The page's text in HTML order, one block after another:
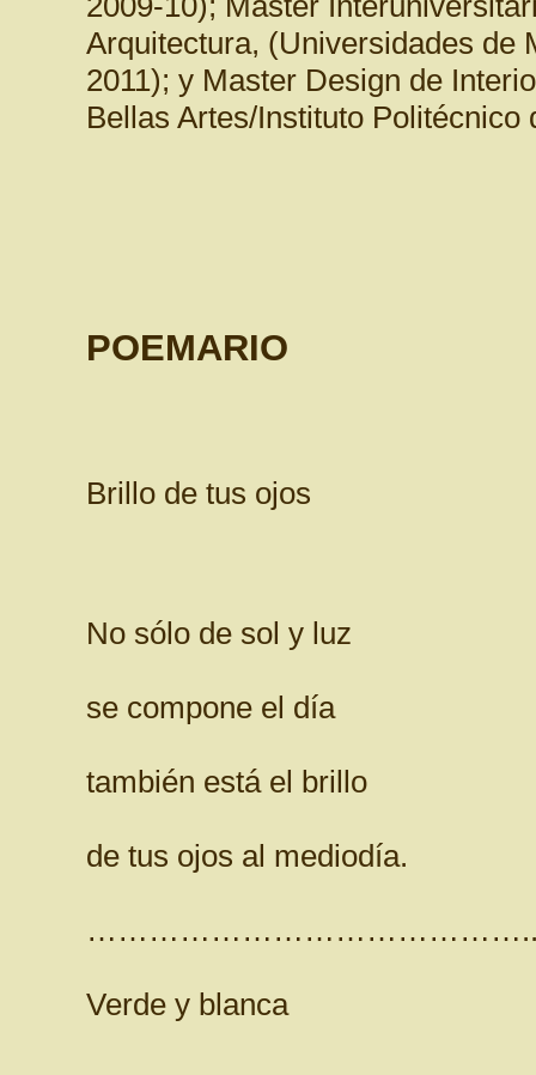
Arquitectura, (Universidades de
2011); y Master Design de
Bellas Artes/Instituto Politécnico
POEMARIO
Brillo de tus ojos
No sólo de sol y luz
se compone el día
también está el brillo
de tus ojos al mediodía.
Verde y blanca